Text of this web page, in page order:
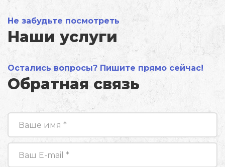
Не забудьте посмотреть
Наши услуги
Остались вопросы? Пишите прямо сейчас!
Обратная связь